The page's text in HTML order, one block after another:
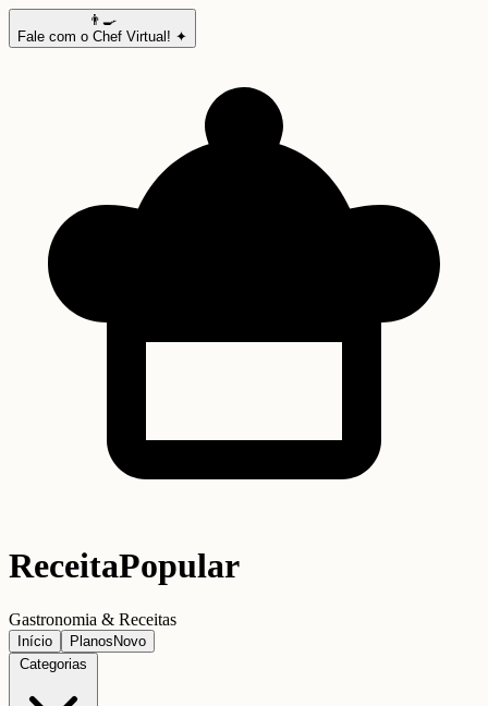
👨‍🍳
Fale com o Chef Virtual! ✦
ReceitaPopular
Gastronomia & Receitas
Início Planos Novo
Categorias